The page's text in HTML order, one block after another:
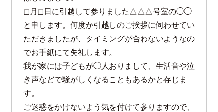
◻︎月◻︎日に引越して参りました△△△号室の◯◯
と申します。何度か引越しのご挨拶に伺わせてい
ただきましたが、タイミングが合わないようなの
でお手紙にて失礼します。
我が家には子どもが◯人おりまして、生活音や泣
き声などで騒がしくなることもあるかと存じま
す。
ご迷惑をかけないよう気を付けて参りますので、